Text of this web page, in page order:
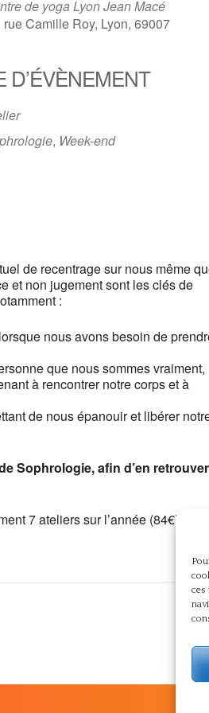
ces
de yoga Lyon Jean Macé
rue Camille Roy, Lyon, 69007
D’ÉVÈNEMENT
, Week-end
de recentrage sur nous même
et non jugement sont les clés de
:
nous avons besoin de
que nous sommes vraiment,
à rencontrer notre corps et à
de nous épanouir et libérer
Sophrologie, afin d’en retrouver
7 ateliers sur l’année (84€), soit